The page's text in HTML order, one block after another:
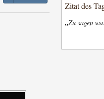
Zitat des
„Zu sagen